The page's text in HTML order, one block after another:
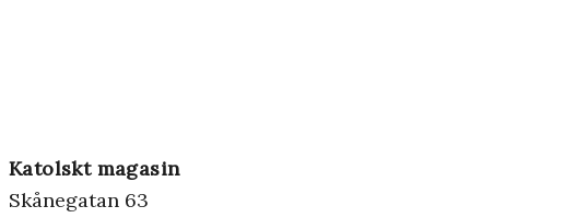
Katolskt magasin
Skånegatan 63